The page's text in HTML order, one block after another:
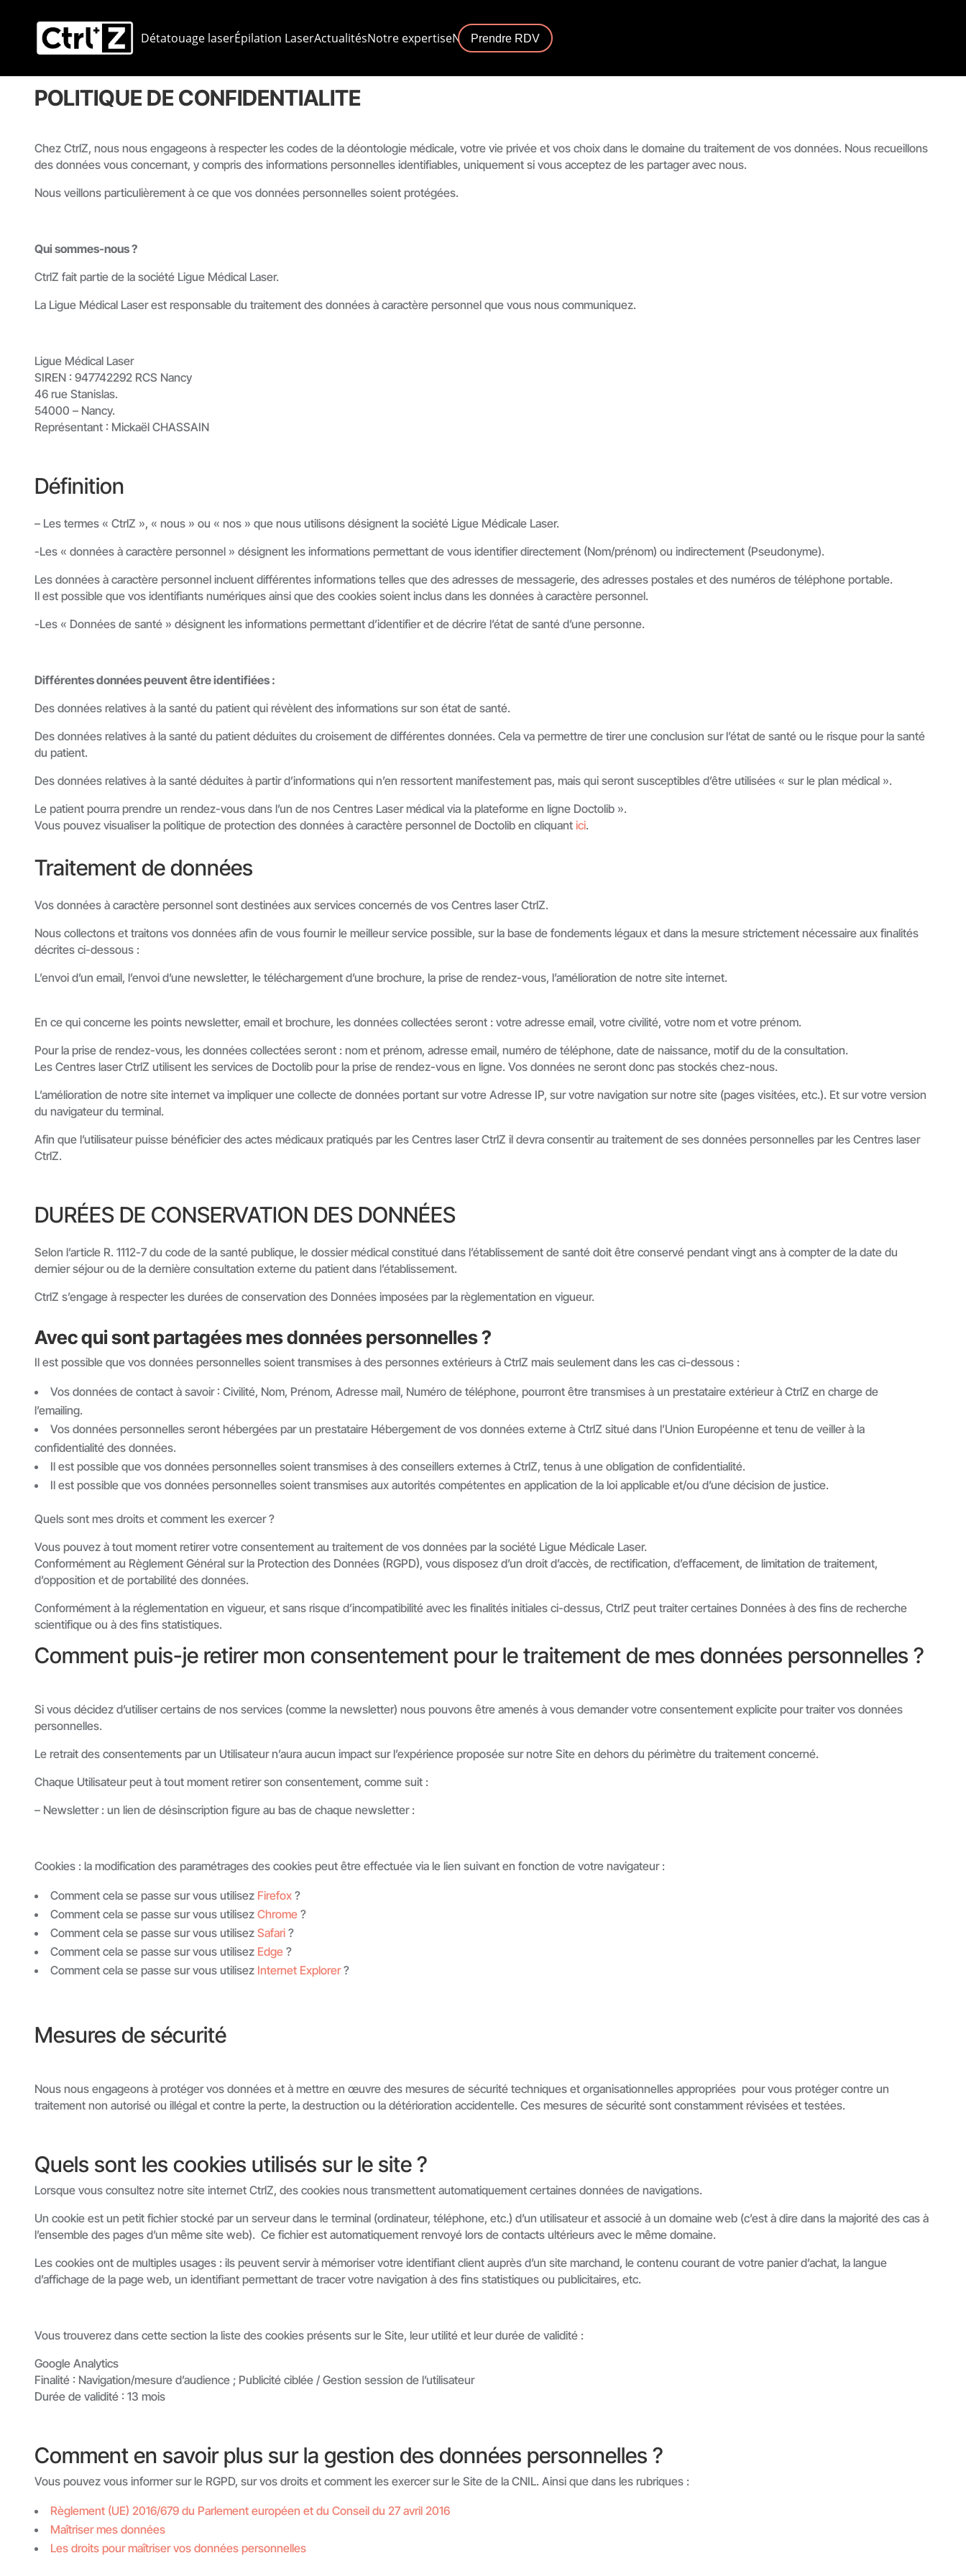
Détatouage laserÉpilation LaserActualitésNotre expertiseNos centres
Prendre RDV
POLITIQUE DE CONFIDENTIALITE
Chez CtrlZ, nous nous engageons à respecter les codes de la déontologie médicale, votre vie privée et vos choix dans le domaine du traitement de vos données. Nous recueillons
des données vous concernant, y compris des informations personnelles identifiables, uniquement si vous acceptez de les partager avec nous.
Nous veillons particulièrement à ce que vos données personnelles soient protégées.
Qui sommes-nous ?
CtrlZ fait partie de la société Ligue Médical Laser.
La Ligue Médical Laser est responsable du traitement des données à caractère personnel que vous nous communiquez.
Ligue Médical Laser
SIREN : 947742292 RCS Nancy
46 rue Stanislas.
54000 – Nancy.
Représentant : Mickaël CHASSAIN
Définition
– Les termes « CtrlZ », « nous » ou « nos » que nous utilisons désignent la société Ligue Médicale Laser.
-Les « données à caractère personnel » désignent les informations permettant de vous identifier directement (Nom/prénom) ou indirectement (Pseudonyme).
Les données à caractère personnel incluent différentes informations telles que des adresses de messagerie, des adresses postales et des numéros de téléphone portable.
Il est possible que vos identifiants numériques ainsi que des cookies soient inclus dans les données à caractère personnel.
-Les « Données de santé » désignent les informations permettant d’identifier et de décrire l’état de santé d’une personne.
Différentes données peuvent être identifiées :
Des données relatives à la santé du patient qui révèlent des informations sur son état de santé.
Des données relatives à la santé du patient déduites du croisement de différentes données. Cela va permettre de tirer une conclusion sur l’état de santé ou le risque pour la santé
du patient.
Des données relatives à la santé déduites à partir d’informations qui n’en ressortent manifestement pas, mais qui seront susceptibles d’être utilisées « sur le plan médical ».
Le patient pourra prendre un rendez-vous dans l’un de nos Centres Laser médical via la plateforme en ligne Doctolib ».
Vous pouvez visualiser la politique de protection des données à caractère personnel de Doctolib en cliquant ici.
Traitement de données
Vos données à caractère personnel sont destinées aux services concernés de vos Centres laser CtrlZ.
Nous collectons et traitons vos données afin de vous fournir le meilleur service possible, sur la base de fondements légaux et dans la mesure strictement nécessaire aux finalités
décrites ci-dessous :
L’envoi d’un email, l’envoi d’une newsletter, le téléchargement d’une brochure, la prise de rendez-vous, l’amélioration de notre site internet.
En ce qui concerne les points newsletter, email et brochure, les données collectées seront : votre adresse email, votre civilité, votre nom et votre prénom.
Pour la prise de rendez-vous, les données collectées seront : nom et prénom, adresse email, numéro de téléphone, date de naissance, motif du de la consultation.
Les Centres laser CtrlZ utilisent les services de Doctolib pour la prise de rendez-vous en ligne. Vos données ne seront donc pas stockés chez-nous.
L’amélioration de notre site internet va impliquer une collecte de données portant sur votre Adresse IP, sur votre navigation sur notre site (pages visitées, etc.). Et sur votre version
du navigateur du terminal.
Afin que l’utilisateur puisse bénéficier des actes médicaux pratiqués par les Centres laser CtrlZ il devra consentir au traitement de ses données personnelles par les Centres laser
CtrlZ.
DURÉES DE CONSERVATION DES DONNÉES
Selon l’article R. 1112-7 du code de la santé publique, le dossier médical constitué dans l’établissement de santé doit être conservé pendant vingt ans à compter de la date du
dernier séjour ou de la dernière consultation externe du patient dans l’établissement.
CtrlZ s’engage à respecter les durées de conservation des Données imposées par la règlementation en vigueur.
Avec qui sont partagées mes données personnelles ?
Il est possible que vos données personnelles soient transmises à des personnes extérieurs à CtrlZ mais seulement dans les cas ci-dessous :
Vos données de contact à savoir : Civilité, Nom, Prénom, Adresse mail, Numéro de téléphone, pourront être transmises à un prestataire extérieur à CtrlZ en charge de
l’emailing.
Vos données personnelles seront hébergées par un prestataire Hébergement de vos données externe à CtrlZ situé dans l’Union Européenne et tenu de veiller à la
confidentialité des données.
Il est possible que vos données personnelles soient transmises à des conseillers externes à CtrlZ, tenus à une obligation de confidentialité.
Il est possible que vos données personnelles soient transmises aux autorités compétentes en application de la loi applicable et/ou d’une décision de justice.
Quels sont mes droits et comment les exercer?
Vous pouvez à tout moment retirer votre consentement au traitement de vos données par la société Ligue Médicale Laser.
Conformément au Règlement Général sur la Protection des Données (RGPD), vous disposez d’un droit d’accès, de rectification, d’effacement, de limitation de traitement,
d’opposition et de portabilité des données.
Conformément à la réglementation en vigueur, et sans risque d’incompatibilité avec les finalités initiales ci-dessus, CtrlZ peut traiter certaines Données à des fins de recherche
scientifique ou à des fins statistiques.
Comment puis-je retirer mon consentement pour le traitement de mes données personnelles ?
Si vous décidez d’utiliser certains de nos services (comme la newsletter) nous pouvons être amenés à vous demander votre consentement explicite pour traiter vos données
personnelles.
Le retrait des consentements par un Utilisateur n’aura aucun impact sur l’expérience proposée sur notre Site en dehors du périmètre du traitement concerné.
Chaque Utilisateur peut à tout moment retirer son consentement, comme suit :
– Newsletter : un lien de désinscription figure au bas de chaque newsletter :
Cookies : la modification des paramétrages des cookies peut être effectuée via le lien suivant en fonction de votre navigateur :
Comment cela se passe sur vous utilisez Firefox ?
Comment cela se passe sur vous utilisez Chrome ?
Comment cela se passe sur vous utilisez Safari ?
Comment cela se passe sur vous utilisez Edge ?
Comment cela se passe sur vous utilisez Internet Explorer?
Mesures de sécurité
Nous nous engageons à protéger vos données et à mettre en œuvre des mesures de sécurité techniques et organisationnelles appropriées pour vous protéger contre un
traitement non autorisé ou illégal et contre la perte, la destruction ou la détérioration accidentelle. Ces mesures de sécurité sont constamment révisées et testées.
Quels sont les cookies utilisés sur le site ?
Lorsque vous consultez notre site internet CtrlZ, des cookies nous transmettent automatiquement certaines données de navigations.
Un cookie est un petit fichier stocké par un serveur dans le terminal (ordinateur, téléphone, etc.) d’un utilisateur et associé à un domaine web (c’est à dire dans la majorité des cas à
l’ensemble des pages d’un même site web). Ce fichier est automatiquement renvoyé lors de contacts ultérieurs avec le même domaine.
Les cookies ont de multiples usages : ils peuvent servir à mémoriser votre identifiant client auprès d’un site marchand, le contenu courant de votre panier d’achat, la langue
d’affichage de la page web, un identifiant permettant de tracer votre navigation à des fins statistiques ou publicitaires, etc.
Vous trouverez dans cette section la liste des cookies présents sur le Site, leur utilité et leur durée de validité :
Google Analytics
Finalité : Navigation/mesure d’audience ; Publicité ciblée / Gestion session de l’utilisateur
Durée de validité : 13 mois
Comment en savoir plus sur la gestion des données personnelles ?
Vous pouvez vous informer sur le RGPD, sur vos droits et comment les exercer sur le Site de la CNIL. Ainsi que dans les rubriques :
Règlement (UE) 2016/679 du Parlement européen et du Conseil du 27 avril 2016
Maîtriser mes données
Les droits pour maîtriser vos données personnelles